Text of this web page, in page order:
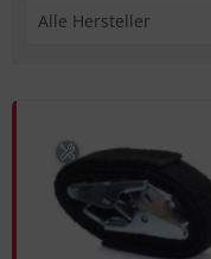
Alle Hersteller